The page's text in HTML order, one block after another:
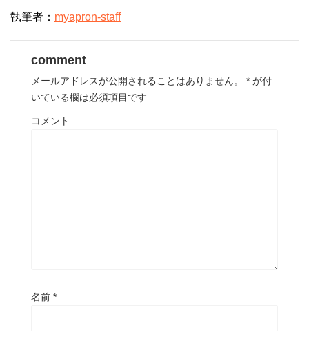
執筆者： myapron-staff
comment
メールアドレスが公開されることはありません。 * が付
いている欄は必須項目です
コメント
名前 *